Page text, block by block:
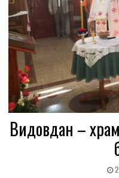
Видовдан –